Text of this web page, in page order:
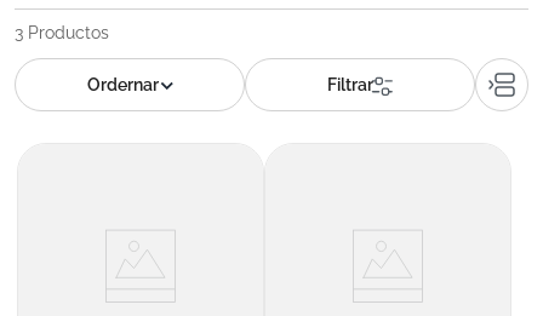
3 Productos
3. pilexil
5. cerave
roche posay